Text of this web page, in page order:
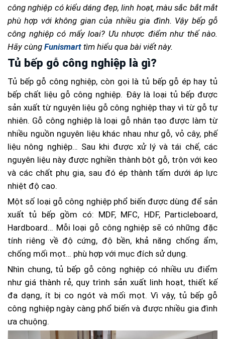
công nghiệp có kiểu dáng đẹp, linh hoạt, màu sắc bắt mắt
phù hợp với không gian của nhiều gia đình. Vậy bếp gỗ
công nghiệp có mấy loai? Ưu nhược điểm như thế nào.
Hãy cùng Funismart tìm hiểu qua bài viết này.
Tủ bếp gỗ công nghiệp là gì?
Tủ bếp gỗ công nghiệp, còn gọi là tủ bếp gỗ ép hay tủ
bếp chất liệu gỗ công nghiệp. Đây là loại tủ bếp được
sản xuất từ nguyên liệu gỗ công nghiệp thay vì từ gỗ tự
nhiên. Gỗ công nghiệp là loại gỗ nhân tạo được làm từ
nhiều nguồn nguyên liệu khác nhau như gỗ, vỏ cây, phế
liệu nông nghiệp… Sau khi được xử lý và tái chế, các
nguyên liệu này được nghiền thành bột gỗ, trộn với keo
và các chất phụ gia, sau đó ép thành tấm dưới áp lực
nhiệt độ cao.
Một số loại gỗ công nghiệp phổ biến được dùng để sản
xuất tủ bếp gồm có: MDF, MFC, HDF, Particleboard,
Hardboard… Mỗi loại gỗ công nghiệp sẽ có những đặc
tính riêng về độ cứng, độ bền, khả năng chống ẩm,
chống mối mọt… phù hợp với mục đích sử dụng.
Nhìn chung, tủ bếp gỗ công nghiệp có nhiều ưu điểm
như giá thành rẻ, quy trình sản xuất linh hoạt, thiết kế
đa dạng, ít bị co ngót và mối mọt. Vì vậy, tủ bếp gỗ
công nghiệp ngày càng phổ biến và được nhiều gia đình
ưa chuộng.